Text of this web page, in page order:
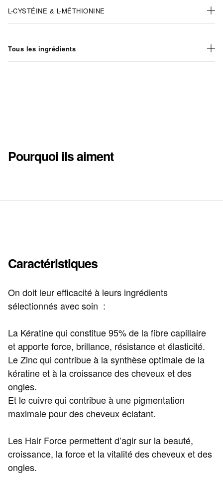
L-CYSTÉINE & L-MÉTHIONINE
Tous les ingrédients
Pourquoi ils aiment
Caractéristiques
On doit leur efficacité à leurs ingrédients
sélectionnés avec soin :
La Kératine qui constitue 95% de la fibre capillaire
et apporte force, brillance, résistance et élasticité.
Le Zinc qui contribue à la synthèse optimale de la
kératine et à la croissance des cheveux et des
ongles.
Et le cuivre qui contribue à une pigmentation
maximale pour des cheveux éclatant.
Les Hair Force permettent d’agir sur la beauté,
croissance, la force et la vitalité des cheveux et des
ongles.